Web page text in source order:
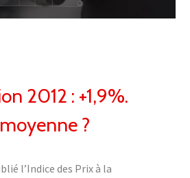
2012 : +1,9%.
?
l’Indice des Prix à la